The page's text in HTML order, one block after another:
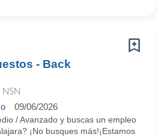
- Back
NSN
09/06/2026
/ Avanzado y buscas un empleo
¡No busques más!¡Estamos